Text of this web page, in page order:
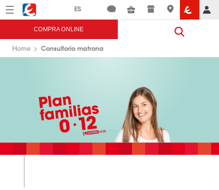
Menú Eroski
COMPRA ONLINE
Home Consultorio matrona